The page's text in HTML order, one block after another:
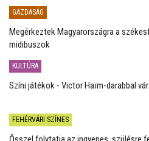
GAZDASÁG
Megérkeztek Magyarországra a
midibuszok
KULTÚRA
Színi játékok - Victor Haïm-darabbal
FEHÉRVÁRI SZÍNES